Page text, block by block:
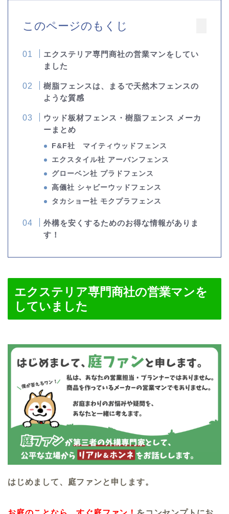
このページのもくじ
エクステリア専門商社の営業マンをしてい
ました
樹脂フェンスは、まるで天然木フェンスの
ような質感
ウッド板材フェンス・樹脂フェンス メーカ
ーまとめ
F&F社 マイティウッドフェンス
エクスタイル社 アーバンフェンス
グローベン社 プラドフェンス
高儀社 シャビーウッドフェンス
タカショー社 モクプラフェンス
外構を安くするためのお得な情報がありま
す！
エクステリア専門商社の営業マンを
していました
はじめまして、庭ファンと申します。